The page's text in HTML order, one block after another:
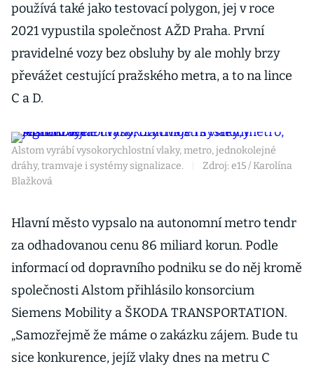
používá také jako testovací polygon, jej v roce
2021 vypustila společnost AŽD Praha. První
pravidelné vozy bez obsluhy by ale mohly brzy
převážet cestující pražského metra, a to na lince
C a D.
Alstom vyrábí vysokorychlostní vlaky, metro, jednokolejné
dráhy, tramvaje i systémy signalizace.
Zdroj: e15 / Karolína
Blažková
Hlavní město vypsalo na autonomní metro tendr
za odhadovanou cenu 86 miliard korun. Podle
informací od dopravního podniku se do něj kromě
společnosti Alstom přihlásilo konsorcium
Siemens Mobility a ŠKODA TRANSPORTATION.
„Samozřejmě že máme o zakázku zájem. Bude tu
sice konkurence, jejíž vlaky dnes na metru C